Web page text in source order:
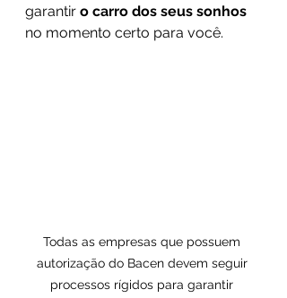
garantir o carro dos seus sonhos
no momento certo para você.
Todas as empresas que possuem
autorização do Bacen devem seguir
processos rígidos para garantir